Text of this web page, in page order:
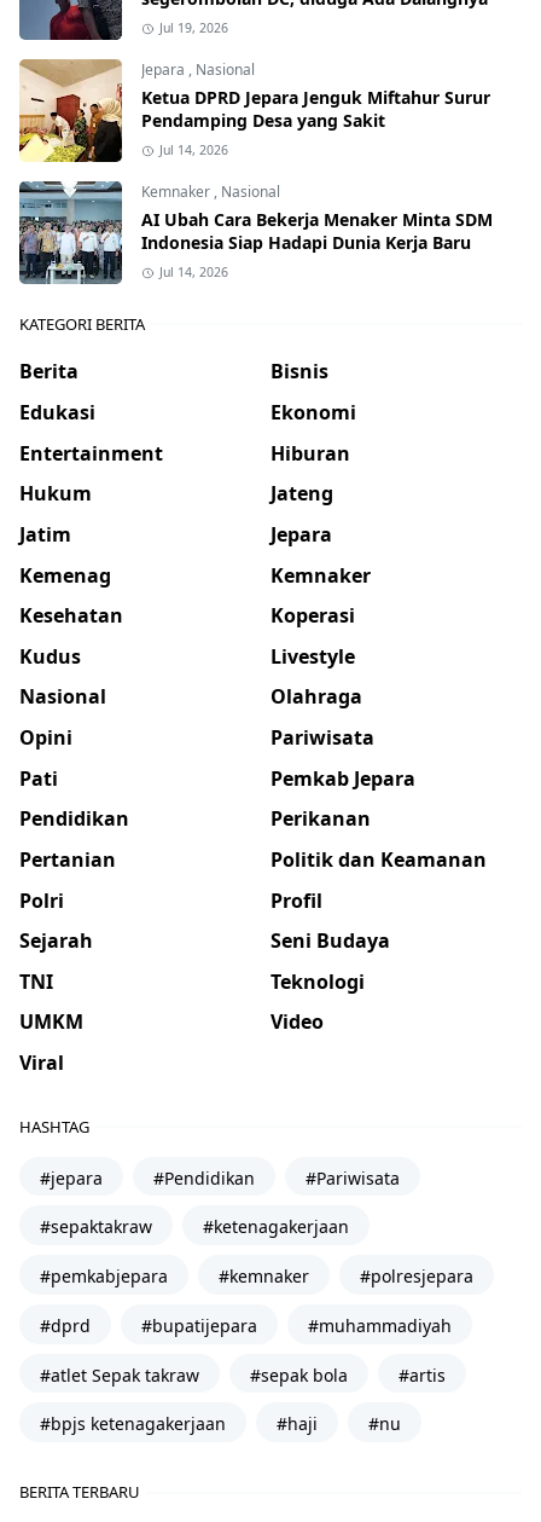
Jul 19, 2026
Jepara , Nasional
Ketua DPRD Jepara Jenguk Miftahur Surur
Pendamping Desa yang Sakit
Jul 14, 2026
Kemnaker, Nasional
AI Ubah Cara Bekerja Menaker Minta SDM
Indonesia Siap Hadapi Dunia Kerja Baru
Jul 14, 2026
KATEGORI BERITA
Berita
Bisnis
Edukasi
Ekonomi
Entertainment
Hiburan
Hukum
Jateng
Jatim
Jepara
Kemenag
Kemnaker
Kesehatan
Koperasi
Kudus
Livestyle
Nasional
Olahraga
Opini
Pariwisata
Pati
Pemkab Jepara
Pendidikan
Perikanan
Pertanian
Politik dan Keamanan
Polri
Profil
Sejarah
Seni Budaya
TNI
Teknologi
UMKM
Video
Viral
HASHTAG
#jepara #Pendidikan #Pariwisata
#sepaktakraw #ketenagakerjaan
#pemkabjepara #kemnaker #polresjepara
#dprd #bupatijepara #muhammadiyah
#atlet Sepak takraw #sepak bola #artis
#bpjs ketenagakerjaan #haji #nu
BERITA TERBARU